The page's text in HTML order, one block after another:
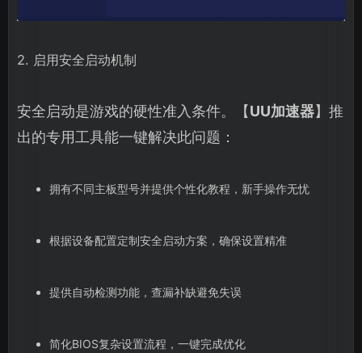
2. 启用安全启动机制
安全启动是游戏的硬性准入条件。【UU加速器】推
出的专用工具能一键解决此问题：
拥有不同主板型号并提供个性化教程，新手操作无忧
根据设备配置定制安全启动方案，确保设置精准
提供自动检测功能，查漏补缺避免失误
简化BIOS复杂设置流程，一键完成优化